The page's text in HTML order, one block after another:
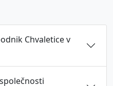
Chvaletice v